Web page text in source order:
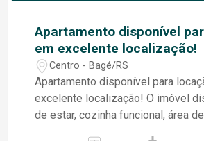
Apartamento disponível
em excelente localização!
Centro - Bagé/RS
Apartamento disponível para
excelente localização! O imóvel
de estar, cozinha funcional, área